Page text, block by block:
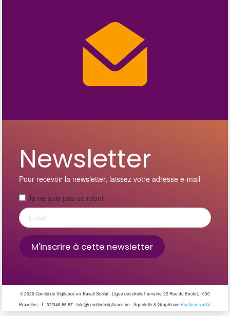
Newsletter
Pour recevoir la newsletter, laissez votre adresse e-mail
Je ne suis pas un robot
©2026 Comité de Vigilance en Travail Social - Ligue des droits humains, 22 Rue du Boulet, 1000
Bruxelles - T : 02/346 85 87 - info@comitedevigilance.be - Squelette & GraphismeBanlieues asbl.